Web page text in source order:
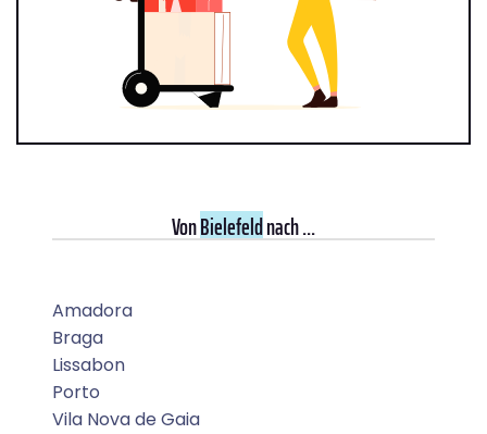
VonBielefeldnach ...
Amadora
Braga
Lissabon
Porto
Vila Nova de Gaia